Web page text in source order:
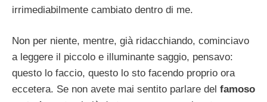
irrimediabilmente cambiato dentro di me.
Non per niente, mentre, già ridacchiando, cominciavo
a leggere il piccolo e illuminante saggio, pensavo:
questo lo faccio, questo lo sto facendo proprio ora
eccetera. Se non avete mai sentito parlare del famoso